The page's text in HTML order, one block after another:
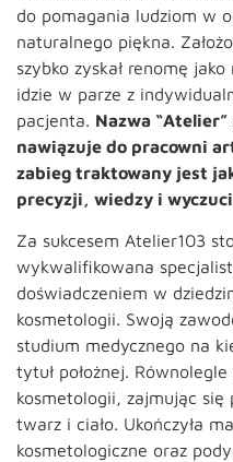
do pomagania ludziom w
naturalnego piękna.
szybko zyskał renomę
idzie w parze z
pacjenta. Nazwa
nawiązuje do pracowni
zabieg traktowany jest
precyzji, wiedzy i
Za sukcesem Atelier103
wykwalifikowana
doświadczeniem w
kosmetologii. Swoją
studium medycznego na
tytuł położnej.
kosmetologii, zajmując się
twarz i ciało. Ukończyła
kosmetologiczne oraz